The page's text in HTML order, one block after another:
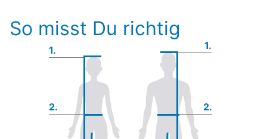
So misst Du richtig
1. 1.
2. 2.